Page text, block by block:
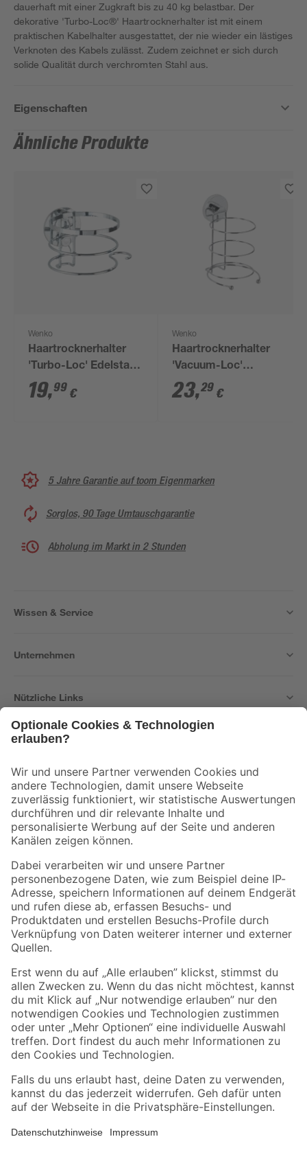
dauerhaft mit einer Zugkraft bis zu 40 kg belastbar. Der
dekorative 'Turbo-Loc®' Haartrocknerhalter ist mit einem
praktischen Kabelhalter ausgestattet, der nie wieder ein lästiges
Verknoten des Kabels zulässt. Zudem zeichnet er sich durch
solide Qualität durch verchromten Stahl aus.
Eigenschaften
Ähnliche Produkte
Wenko
Haartrocknerhalter
'Turbo-Loc' Edelstahl
glänzend
19,99 €
Wenko
Haartrocknerhalter
'Vacuum-Loc'
verchromt glänzend
23,29 €
5 Jahre Garantie auf toom Eigenmarken
Sorglos, 90 Tage Umtauschgarantie
Abholung im Markt in 2 Stunden
Wissen & Service
Unternehmen
Nützliche Links
Der toom Newsletter: Keine Angebote und Aktionen mehr verpassen!
Zur Newsletter Anmeldung
Folge uns
Zahlungsarten Versandarten
Sicher einkaufen
Jetzt die toom-App herunterladen
Alle Preisangaben in EUR inkl. gesetzl. MwSt.. Die dargestellten Angebote sind unter
Umständen nicht in allen Märkten verfügbar. Die angegebenen Verfügbarkeiten beziehen
Produkte nur solange der Vorrat reicht.
*Paketversand ab 59 € versandkostenfrei, gilt nicht für Artikel mit Speditionsversand, hier